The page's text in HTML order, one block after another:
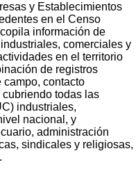
y Establecimientos
en el Censo
información de
comerciales y
en el territorio
de registros
campo, contacto
todas las
industriales,
nacional, y
administración
sindicales y religiosas,